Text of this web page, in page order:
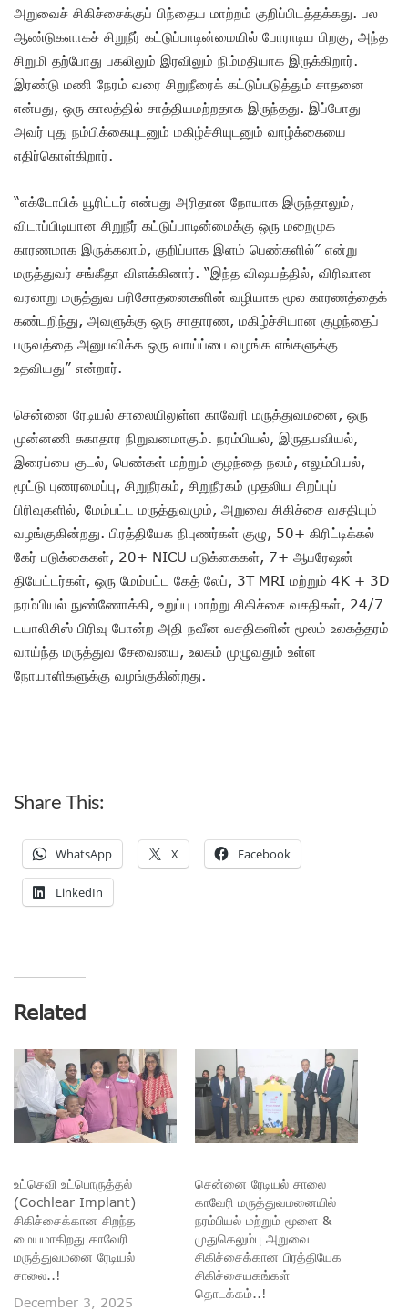
அறுவைச் சிகிச்சைக்குப் பிந்தைய மாற்றம் குறிப்பிடத்தக்கது. பல
ஆண்டுகளாகச் சிறுநீர் கட்டுப்பாடின்மையில் போராடிய பிறகு, அந்த
சிறுமி தற்போது பகலிலும் இரவிலும் நிம்மதியாக இருக்கிறார்.
இரண்டு மணி நேரம் வரை சிறுநீரைக் கட்டுப்படுத்தும் சாதனை
என்பது, ஒரு காலத்தில் சாத்தியமற்றதாக இருந்தது. இப்போது
அவர் புது நம்பிக்கையுடனும் மகிழ்ச்சியுடனும் வாழ்க்கையை
எதிர்கொள்கிறார்.
“எக்டோபிக் யூரிட்டர் என்பது அரிதான நோயாக இருந்தாலும்,
விடாப்பிடியான சிறுநீர் கட்டுப்பாடின்மைக்கு ஒரு மறைமுக
காரணமாக இருக்கலாம், குறிப்பாக இளம் பெண்களில்” என்று
மருத்துவர் சங்கீதா விளக்கினார். “இந்த விஷயத்தில், விரிவான
வரலாறு மருத்துவ பரிசோதனைகளின் வழியாக மூல காரணத்தைக்
கண்டறிந்து, அவளுக்கு ஒரு சாதாரண, மகிழ்ச்சியான குழந்தைப்
பருவத்தை அனுபவிக்க ஒரு வாய்ப்பை வழங்க எங்களுக்கு
உதவியது” என்றார்.
சென்னை ரேடியல் சாலையிலுள்ள காவேரி மருத்துவமனை, ஒரு
முன்னணி சுகாதார நிறுவனமாகும். நரம்பியல், இருதயவியல்,
இரைப்பை குடல், பெண்கள் மற்றும் குழந்தை நலம், எலும்பியல்,
மூட்டு புணரமைப்பு, சிறுநீரகம், சிறுநீரகம் முதலிய சிறப்புப்
பிரிவுகளில், மேம்பட்ட மருத்துவமும், அறுவை சிகிச்சை வசதியும்
வழங்குகின்றது. பிரத்தியேக நிபுணர்கள் குழு, 50+ கிரிட்டிக்கல்
கேர் படுக்கைகள், 20+ NICU படுக்கைகள், 7+ ஆபரேஷன்
தியேட்டர்கள், ஒரு மேம்பட்ட கேத் லேப், 3T MRI மற்றும் 4K + 3D
நரம்பியல் நுண்ணோக்கி, உறுப்பு மாற்று சிகிச்சை வசதிகள், 24/7
டயாலிசிஸ் பிரிவு போன்ற அதி நவீன வசதிகளின் மூலம் உலகத்தரம்
வாய்ந்த மருத்துவ சேவையை, உலகம் முழுவதும் உள்ள
நோயாளிகளுக்கு வழங்குகின்றது.
Share This:
WhatsApp X Facebook
LinkedIn
Related
உட்செவி உட்பொருத்தல்
(Cochlear Implant)
சிகிச்சைக்கான சிறந்த
மையமாகிறது காவேரி
மருத்துவமனை ரேடியல்
சாலை..!
December 3, 2025
சென்னை ரேடியல் சாலை
காவேரி மருத்துவமனையில்
நரம்பியல் மற்றும் மூளை &
முதுகெலும்பு அறுவை
சிகிச்சைக்கான பிரத்தியேக
சிகிச்சையகங்கள்
தொடக்கம்..!